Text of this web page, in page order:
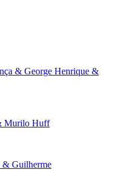
& George Henrique &
Murilo Huff
Guilherme